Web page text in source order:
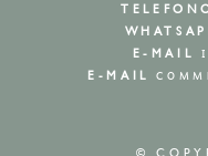
E-MAIL
E-MAIL
©